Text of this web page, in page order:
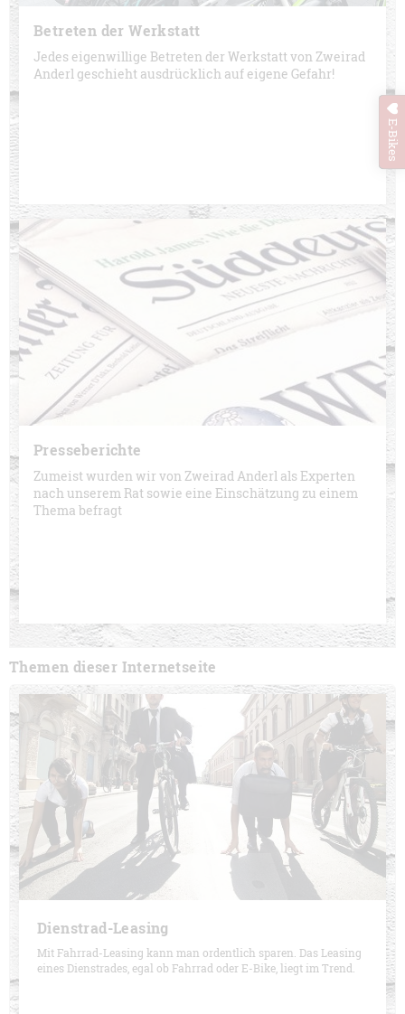
E-Bikes
Betreten der Werkstatt
Jedes eigenwillige Betreten der Werkstatt von Zweirad
Anderl geschieht ausdrücklich auf eigene Gefahr!
Presseberichte
Zumeist wurden wir von Zweirad Anderl als Experten
nach unserem Rat sowie eine Einschätzung zu einem
Thema befragt
Themen dieser Internetseite
Dienstrad-Leasing
Mit Fahrrad-Leasing kann man ordentlich sparen. Das Leasing
eines Dienstrades, egal ob Fahrrad oder E-Bike, liegt im Trend.